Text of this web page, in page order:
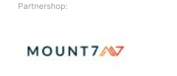
Partnershop: